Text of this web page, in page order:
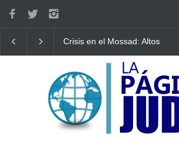
Crisis en el Mossad: Altos
contra el director Roman
Gofman por la
reorganización de Irán